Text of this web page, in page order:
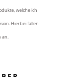
welche ich
Hierbei fallen
an.